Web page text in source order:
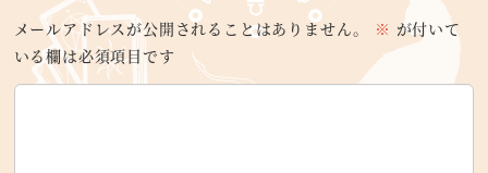
メールアドレスが公開されることはありません。 ※ が付いて
いる欄は必須項目です